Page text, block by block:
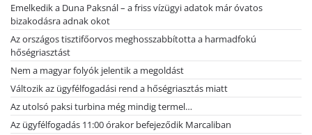
Emelkedik a Duna Paksnál – a friss vízügyi adatok már óvatos
bizakodásra adnak okot
Az országos tisztifőorvos meghosszabbította a harmadfokú
hőségriasztást
Nem a magyar folyók jelentik a megoldást
Változik az ügyfélfogadási rend a hőségriasztás miatt
Az utolsó paksi turbina még mindig termel…
Az ügyfélfogadás 11:00 órakor befejeződik Marcaliban